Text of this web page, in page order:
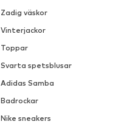
Zadig väskor
Vinterjackor
Toppar
Svarta spetsblusar
Adidas Samba
Badrockar
Nike sneakers